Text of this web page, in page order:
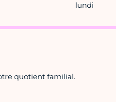
lundi
quotient familial.